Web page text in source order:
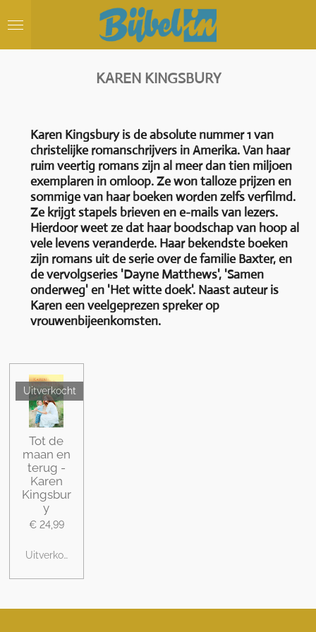
direct
KAREN KINGSBURY
Karen Kingsbury is de absolute nummer 1 van
christelijke romanschrijvers in Amerika. Van haar
ruim veertig romans zijn al meer dan tien miljoen
exemplaren in omloop. Ze won talloze prijzen en
sommige van haar boeken worden zelfs verfilmd.
Ze krijgt stapels brieven en e-mails van lezers.
Hierdoor weet ze dat haar boodschap van hoop al
vele levens veranderde. Haar bekendste boeken
zijn romans uit de serie over de familie Baxter, en
de vervolgseries 'Dayne Matthews', 'Samen
onderweg' en 'Het witte doek'. Naast auteur is
Karen een veelgeprezen spreker op
vrouwenbijeenkomsten.
Uitverkocht
Tot de
maan en
terug -
Karen
Kingsbur
y
€ 24,99
Uitverkocht